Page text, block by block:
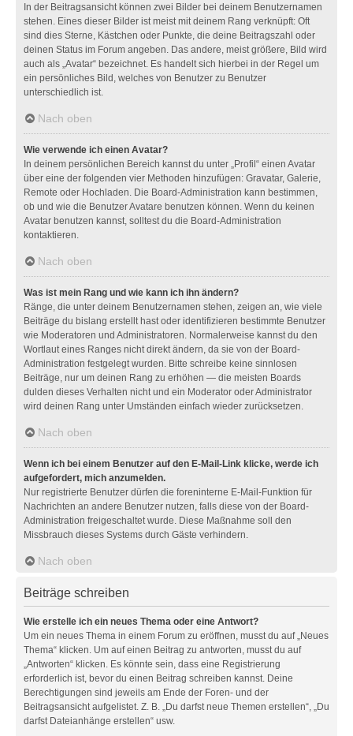
In der Beitragsansicht können zwei Bilder bei deinem Benutzernamen
stehen. Eines dieser Bilder ist meist mit deinem Rang verknüpft: Oft
sind dies Sterne, Kästchen oder Punkte, die deine Beitragszahl oder
deinen Status im Forum angeben. Das andere, meist größere, Bild wird
auch als „Avatar“ bezeichnet. Es handelt sich hierbei in der Regel um
ein persönliches Bild, welches von Benutzer zu Benutzer
unterschiedlich ist.
Nach oben
Wie verwende ich einen Avatar?
In deinem persönlichen Bereich kannst du unter „Profil“ einen Avatar
über eine der folgenden vier Methoden hinzufügen: Gravatar, Galerie,
Remote oder Hochladen. Die Board-Administration kann bestimmen,
ob und wie die Benutzer Avatare benutzen können. Wenn du keinen
Avatar benutzen kannst, solltest du die Board-Administration
kontaktieren.
Nach oben
Was ist mein Rang und wie kann ich ihn ändern?
Ränge, die unter deinem Benutzernamen stehen, zeigen an, wie viele
Beiträge du bislang erstellt hast oder identifizieren bestimmte Benutzer
wie Moderatoren und Administratoren. Normalerweise kannst du den
Wortlaut eines Ranges nicht direkt ändern, da sie von der Board-
Administration festgelegt wurden. Bitte schreibe keine sinnlosen
Beiträge, nur um deinen Rang zu erhöhen — die meisten Boards
dulden dieses Verhalten nicht und ein Moderator oder Administrator
wird deinen Rang unter Umständen einfach wieder zurücksetzen.
Nach oben
Wenn ich bei einem Benutzer auf den E-Mail-Link klicke, werde ich
aufgefordert, mich anzumelden.
Nur registrierte Benutzer dürfen die foreninterne E-Mail-Funktion für
Nachrichten an andere Benutzer nutzen, falls diese von der Board-
Administration freigeschaltet wurde. Diese Maßnahme soll den
Missbrauch dieses Systems durch Gäste verhindern.
Nach oben
Beiträge schreiben
Wie erstelle ich ein neues Thema oder eine Antwort?
Um ein neues Thema in einem Forum zu eröffnen, musst du auf „Neues
Thema“ klicken. Um auf einen Beitrag zu antworten, musst du auf
„Antworten“ klicken. Es könnte sein, dass eine Registrierung
erforderlich ist, bevor du einen Beitrag schreiben kannst. Deine
Berechtigungen sind jeweils am Ende der Foren- und der
Beitragsansicht aufgelistet. Z. B. „Du darfst neue Themen erstellen“, „Du
darfst Dateianhänge erstellen“ usw.